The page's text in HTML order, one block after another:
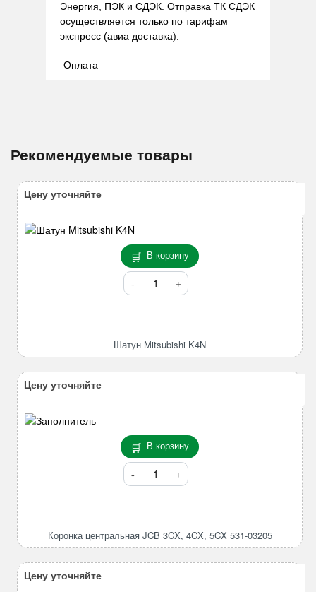
Энергия, ПЭК и СДЭК. Отправка ТК СДЭК
осуществляется только по тарифам
экспресс (авиа доставка).
Оплата
Рекомендуемые товары
В корзину
Количество
товара
Шатун Mitsubishi K4N
Цену уточняйте
В корзину
Количество
товара
3CX,
Коронка центральная JCB 3CX, 4CX, 5CX 531-03205
Цену уточняйте
Цену уточняйте